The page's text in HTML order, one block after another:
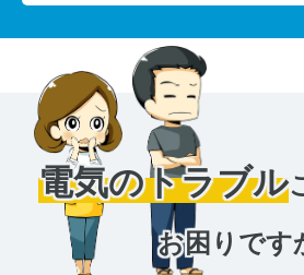
電気のトラブル
お困りです